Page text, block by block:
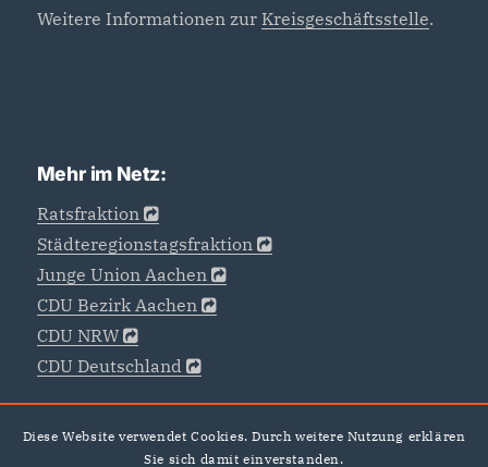
Weitere Informationen zur Kreisgeschäftsstelle.
Mehr im Netz:
Ratsfraktion
Städteregionstagsfraktion
Junge Union Aachen
CDU Bezirk Aachen
CDU NRW
CDU Deutschland
Diese Website verwendet Cookies. Durch weitere Nutzung erklären
Sie sich damit einverstanden.